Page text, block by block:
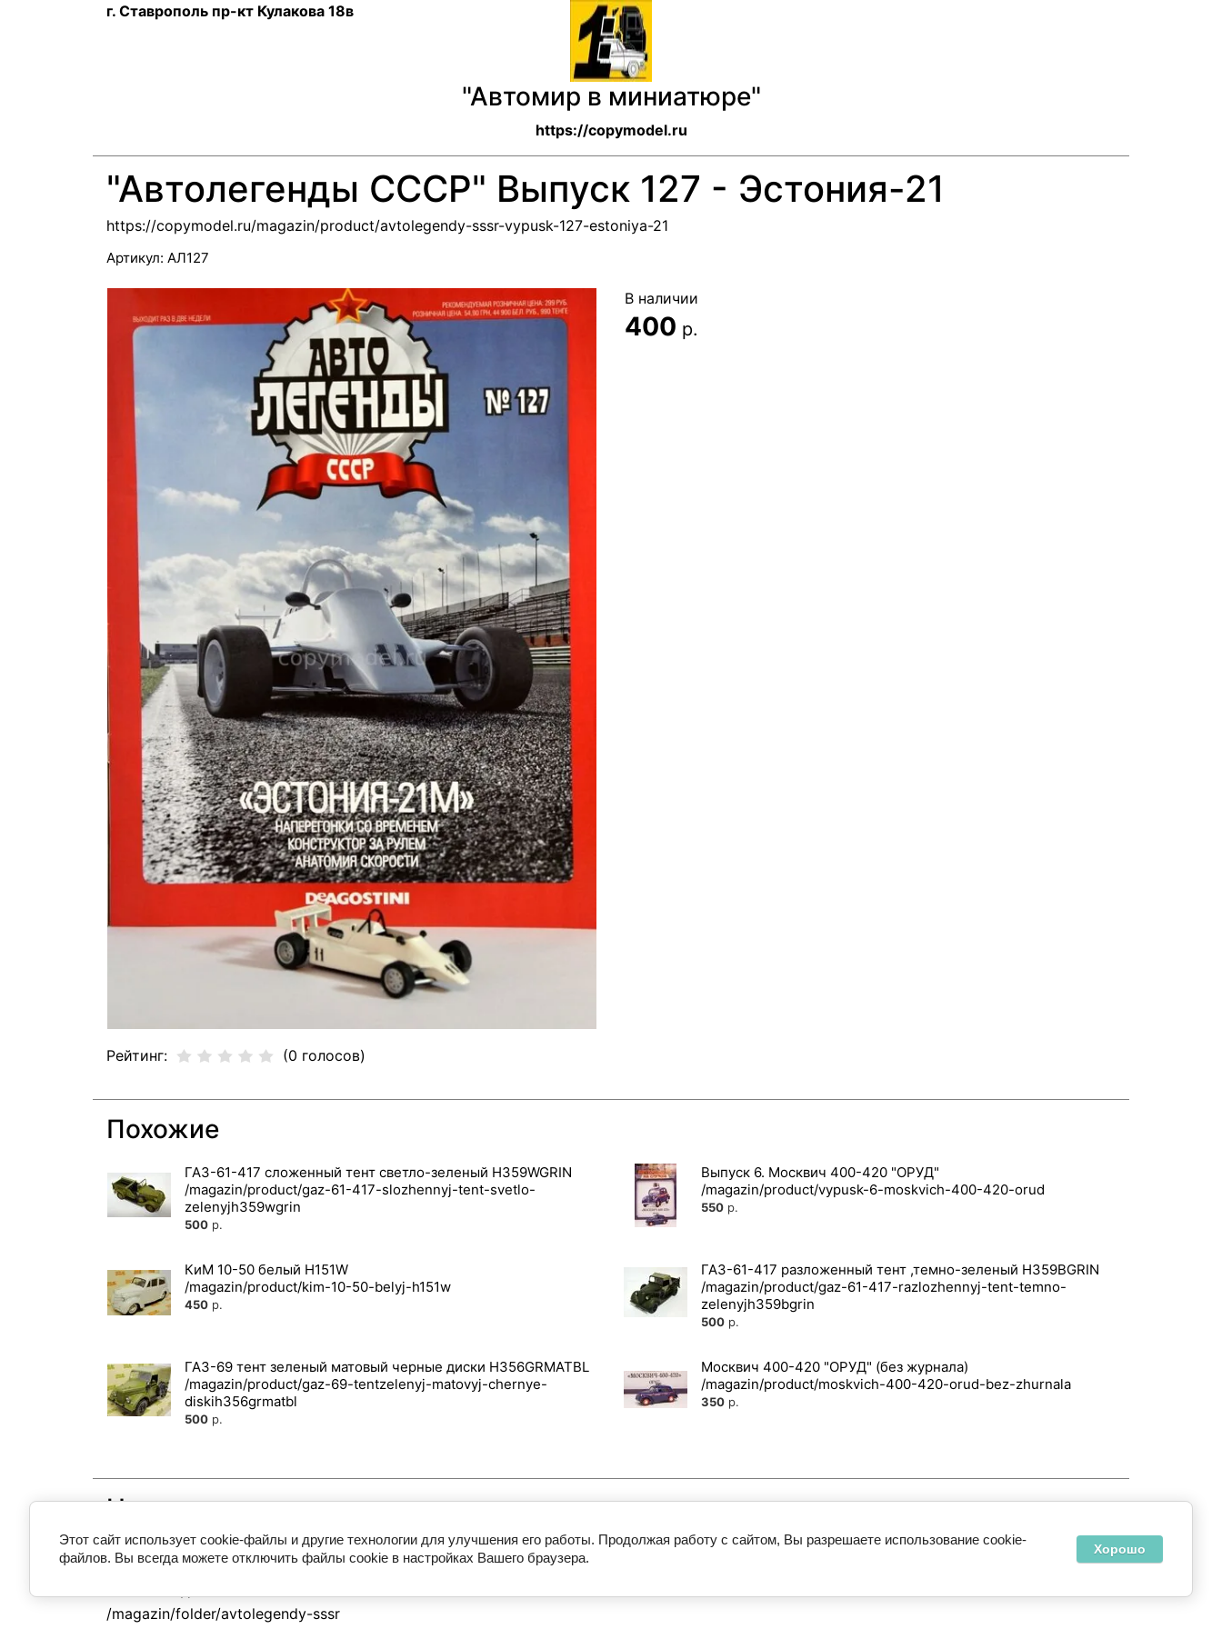
г. Ставрополь пр-кт Кулакова 18в
"Автомир в миниатюре"
https://copymodel.ru
"Автолегенды СССР" Выпуск 127 - Эстония-21
https://copymodel.ru/magazin/product/avtolegendy-sssr-vypusk-127-estoniya-21
Артикул: АЛ127
Рейтинг: (0 голосов)
В наличии
400 р.
Похожие
ГАЗ-61-417 сложенный тент светло-зеленый H359WGRIN
500 р.
Выпуск 6. Москвич 400-420 "ОРУД"
550р.
КиМ 10-50 белый H151W
450 р.
ГАЗ-61-417 разложенный тент ,темно-зеленый H359BGRIN
500р.
ГАЗ-69 тент зеленый матовый черные диски H356GRMATBL
500 р.
Москвич 400-420 "ОРУД" (без журнала)
350р.
Находится в разделах
Отечественный автопром Легковые автомобили Масштаб 1:43 Журнальные серии
Этот сайт использует cookie-файлы и другие технологии для улучшения его работы. Продолжая работу с сайтом, Вы разрешаете использование cookie-
файлов. Вы всегда можете отключить файлы cookie в настройках Вашего браузера.
Хорошо